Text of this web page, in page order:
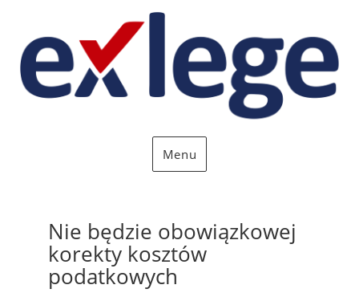
Menu
Nie będzie obowiązkowej
korekty kosztów
podatkowych